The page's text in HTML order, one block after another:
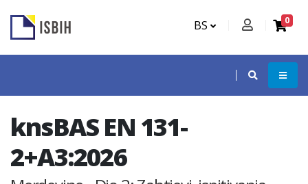
BS 0
knsBAS EN 131-
2+A3:2026